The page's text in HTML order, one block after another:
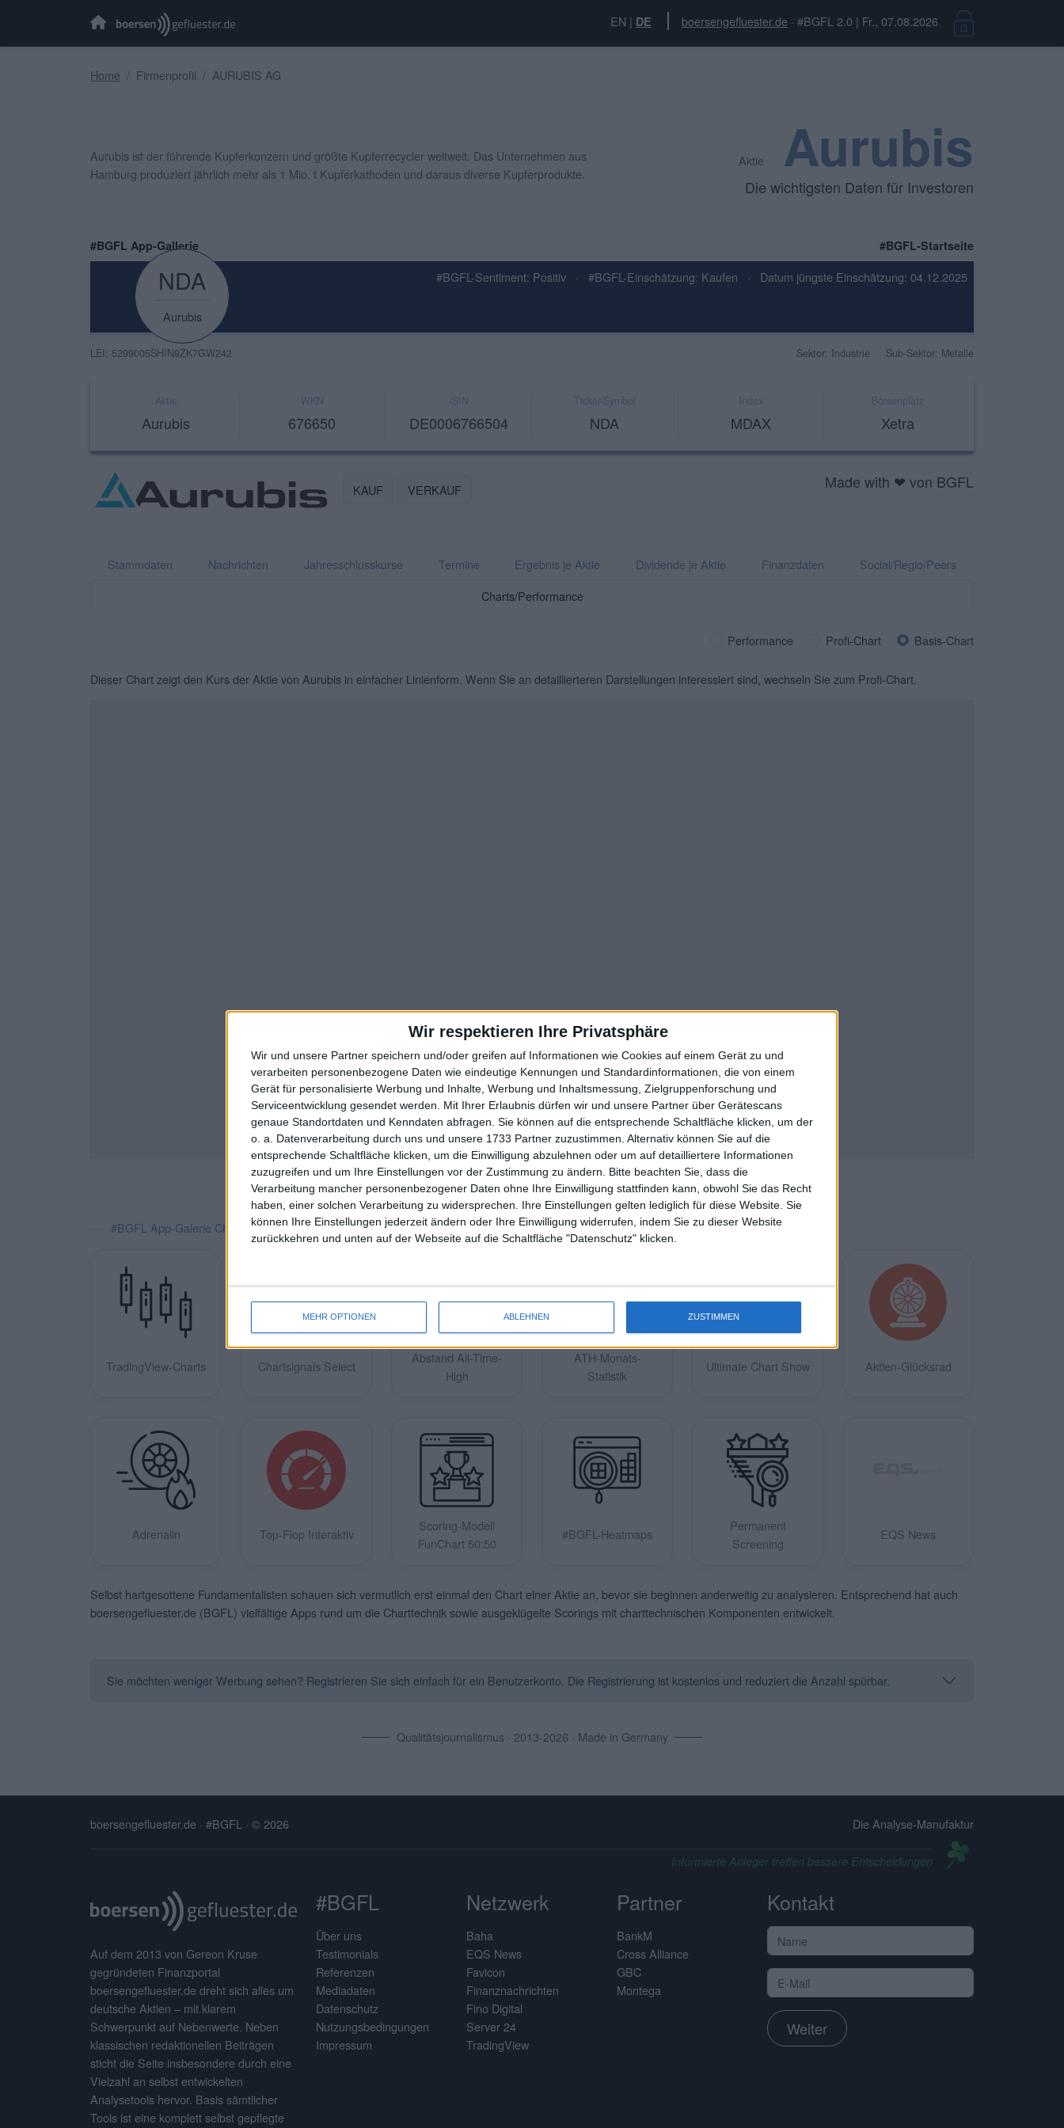
Wir respektieren Ihre Privatsphäre
Wir und unsere Partner speichern und/oder greifen auf Informationen wie Cookies auf einem Gerät zu und
verarbeiten personenbezogene Daten wie eindeutige Kennungen und Standardinformationen, die von einem
Gerät für personalisierte Werbung und Inhalte, Werbung und Inhaltsmessung, Zielgruppenforschung und
Serviceentwicklung gesendet werden.
Mit Ihrer Erlaubnis dürfen wir und unsere Partner über Gerätescans
genaue Standortdaten und Kenndaten abfragen. Sie können auf die entsprechende Schaltfläche klicken, um der
o. a. Datenverarbeitung durch uns und unsere 1733 Partner zuzustimmen. Alternativ können Sie auf die
entsprechende Schaltfläche klicken, um die Einwilligung abzulehnen oder um auf detailliertere Informationen
zuzugreifen und um Ihre Einstellungen vor der Zustimmung zu ändern.
Bitte beachten Sie, dass die
Verarbeitung mancher personenbezogener Daten ohne Ihre Einwilligung stattfinden kann, obwohl Sie das Recht
haben, einer solchen Verarbeitung zu widersprechen. Ihre Einstellungen gelten lediglich für diese Website. Sie
können Ihre Einstellungen jederzeit ändern oder Ihre Einwilligung widerrufen, indem Sie zu dieser Website
zurückkehren und unten auf der Webseite auf die Schaltfläche "Datenschutz" klicken.
MEHR OPTIONEN ABLEHNEN ZUSTIMMEN
EN | DE boersengefluester.de · #BGFL 2.0 | Fr., 07.08.2026
Home Firmenprofil AURUBIS AG
Aurubis ist der führende Kupferkonzern und größte Kupferrecycler weltweit. Das Unternehmen aus
Hamburg produziert jährlich mehr als 1 Mio. t Kupferkathoden und daraus diverse Kupferprodukte.
Aktie Aurubis
Die wichtigsten Daten für Investoren
#BGFL App-Gallerie #BGFL-Startseite
NDA
Aurubis
#BGFL-Sentiment: Positiv · #BGFL-Einschätzung: Kaufen · Datum jüngste Einschätzung: 04.12.2025
LEI: 5299005SHIN9ZK7GW242 Sektor: Industrie Sub-Sektor: Metalle
Aktie
Aurubis
WKN
676650
ISIN
DE0006766504
Ticker-Symbol
NDA
Index
MDAX
Börsenplatz
Xetra
KAUF VERKAUF Made with ❤ von BGFL
Stammdaten Nachrichten Jahresschlusskurse Termine Ergebnis je Aktie Dividende je Aktie Finanzdaten
Social/Regio/Peers
Charts/Performance
Performance Profi-Chart Basis-Chart
Dieser Chart zeigt den Kurs der Aktie von Aurubis in einfacher Linienform. Wenn Sie an detaillierteren Darstellungen interessiert sind, wechseln Sie zum Profi-Chart.
Alle Märkte bei TradingView verfolgen.
#BGFL App-Galerie Charts/Performance
TradingView-Charts Chartsignals Select
Abstand All-Time-
High
ATH-Monats-
Statistik
Ultimate Chart Show Aktien-Glücksrad
Adrenalin Top-Flop Interaktiv
Scoring-Modell
FunChart 50:50
#BGFL-Heatmaps
Permanent
Screening
EQS News
Selbst hartgesottene Fundamentalisten schauen sich vermutlich erst einmal den Chart einer Aktie an, bevor sie beginnen anderweitig zu analysieren. Entsprechend hat auch
boersengefluester.de (BGFL) vielfältige Apps rund um die Charttechnik sowie ausgeklügelte Scorings mit charttechnischen Komponenten entwickelt.
Sie möchten weniger Werbung sehen? Registrieren Sie sich einfach für ein Benutzerkonto. Die Registrierung ist kostenlos und reduziert die Anzahl spürbar.
Qualitätsjournalismus · 2013-2026 · Made in Germany
boersengefluester.de · #BGFL · © 2026 Die Analyse-Manufaktur
Informierte Anleger treffen bessere Entscheidungen
Auf dem 2013 von Gereon Kruse
gegründeten Finanzportal
boersengefluester.de dreht sich alles um
deutsche Aktien – mit klarem
Schwerpunkt auf Nebenwerte. Neben
klassischen redaktionellen Beiträgen
sticht die Seite insbesondere durch eine
Vielzahl an selbst entwickelten
Analysetools hervor. Basis sämtlicher
Tools ist eine komplett selbst gepflegte
#BGFL
Über uns
Testimonials
Referenzen
Mediadaten
Datenschutz
Nutzungsbedingungen
Impressum
Netzwerk
Baha
EQS News
Favicon
Finanznachrichten
Fino Digital
Server 24
TradingView
Partner
BankM
Cross Alliance
GBC
Montega
Kontakt
Weiter